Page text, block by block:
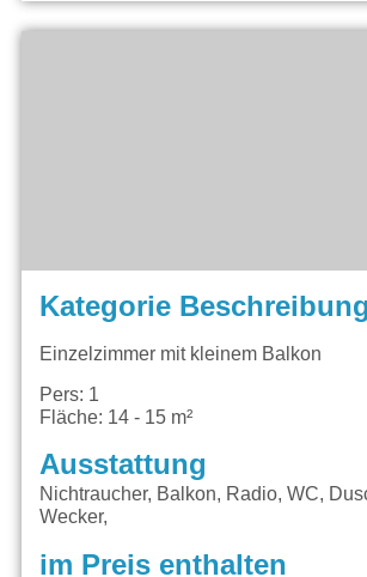
Kategorie Beschreibung
Einzelzimmer mit kleinem Balkon
Pers: 1
Fläche: 14 - 15 m²
Ausstattung
Nichtraucher, Balkon, Radio, WC,
Wecker,
im Preis enthalten